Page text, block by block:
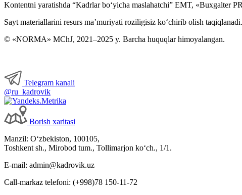
Kontentni yaratishda “Kadrlar boʻyicha maslahatchi” EMT, «Buxgalter
Sayt materiallarini resurs ma’muriyati roziligisiz koʻchirib olish taqiqlanadi.
© «NORMA» MChJ, 2021–2025 y. Barcha huquqlar himoyalangan.
Telegram kanali
@ru_kadrovik
Borish хaritasi
Manzil: Oʻzbekiston, 100105,
Toshkent sh., Mirobod tum., Tollimarjon koʻch., 1/1.
E-mail: admin@kadrovik.uz
Call-markaz telefoni: (+998)78 150-11-72